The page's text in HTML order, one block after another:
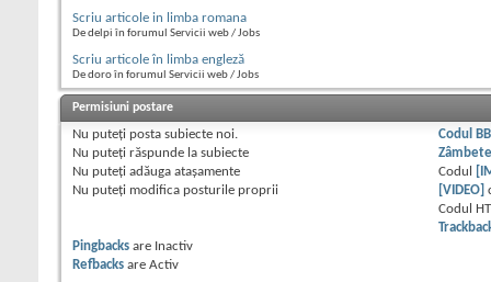
Scriu articole in limba romana
De delpi în forumul Servicii web / Jobs
Scriu articole în limba engleză
De doro în forumul Servicii web / Jobs
Permisiuni postare
Nu puteţi posta subiecte noi.
Nu puteţi răspunde la subiecte
Nu puteţi adăuga ataşamente
Nu puteţi modifica posturile proprii
Codul BB
Codul
[VIDEO]
Codul
Pingbacks are Inactiv
Refbacks are Activ